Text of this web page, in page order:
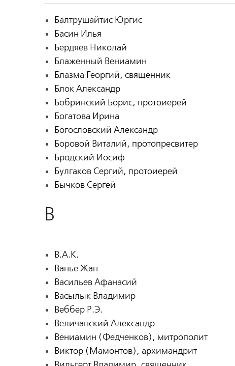
Балтрушайтис Юргис
Басин Илья
Бердяев Николай
Блаженный Вениамин
Блазма Георгий, священник
Блок Александр
Бобринский Борис, протоиерей
Богатова Ирина
Богословский Александр
Боровой Виталий, протопресвитер
Бродский Иосиф
Булгаков Сергий, протоиерей
Бычков Сергей
В
В.А.К.
Ванье Жан
Васильев Афанасий
Васылык Владимир
Веббер Р.Э.
Величанский Александр
Вениамин (Федченков), митрополит
Виктор (Мамонтов), архимандрит